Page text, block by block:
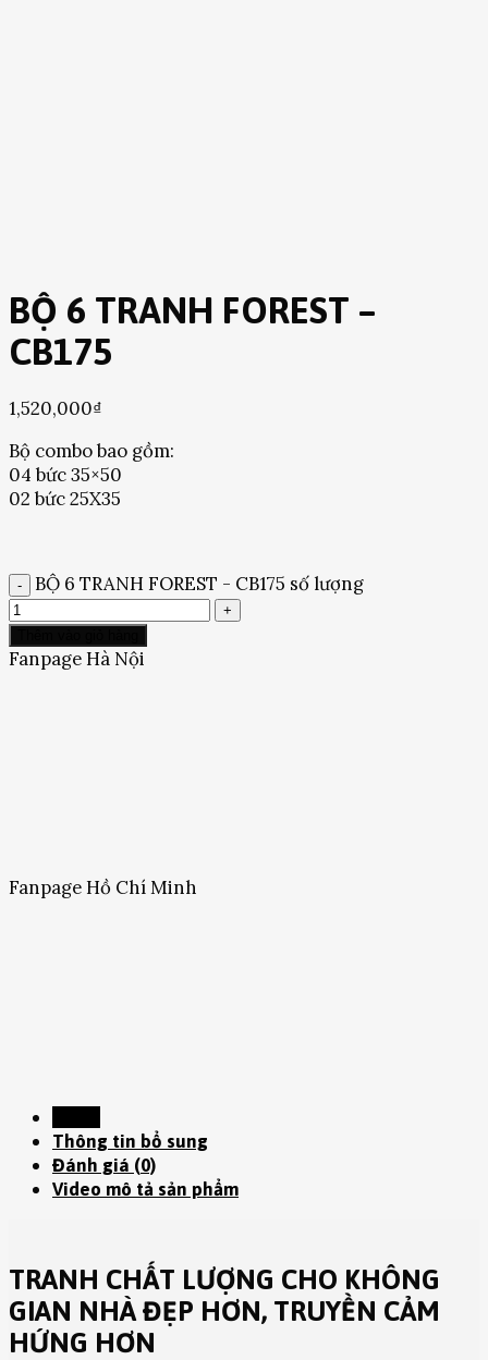
BỘ 6 TRANH FOREST –
CB175
1,520,000₫
Bộ combo bao gồm:
04 bức 35×50
02 bức 25X35
BỘ 6 TRANH FOREST - CB175 số lượng
Fanpage Hà Nội
Fanpage Hồ Chí Minh
Thông tin bổ sung
Đánh giá (0)
Video mô tả sản phẩm
TRANH CHẤT LƯỢNG CHO KHÔNG
GIAN NHÀ ĐẸP HƠN, TRUYỀN CẢM
HỨNG HƠN